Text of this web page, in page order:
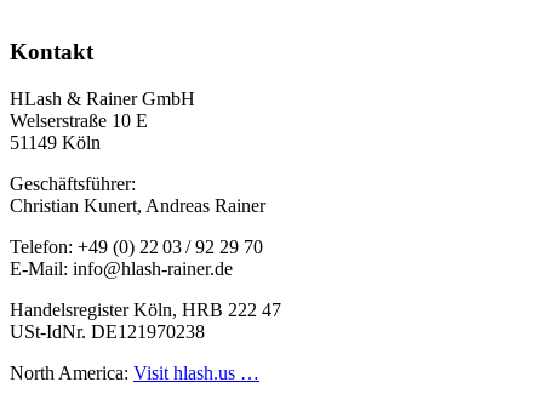
Kontakt
HLash & Rainer GmbH
Welserstraße 10 E
51149 Köln
Geschäftsführer:
Christian Kunert, Andreas Rainer
Telefon: +49 (0) 22 03 / 92 29 70
E-Mail: info@hlash-rainer.de
Handelsregister Köln, HRB 222 47
USt-IdNr. DE121970238
North America: Visit hlash.us …